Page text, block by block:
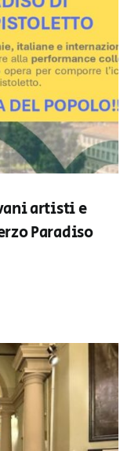
artisti e
Paradiso